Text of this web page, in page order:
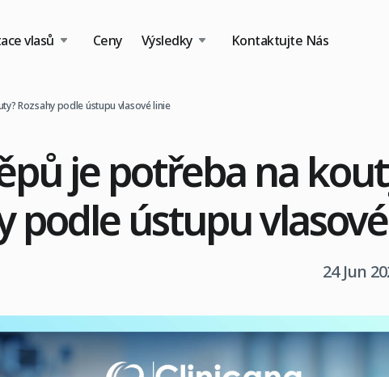
vlasů Ceny Výsledky Kontaktujte Nás
Rozsahy podle ústupu vlasové linie
je potřeba na
podle ústupu
24 Jun